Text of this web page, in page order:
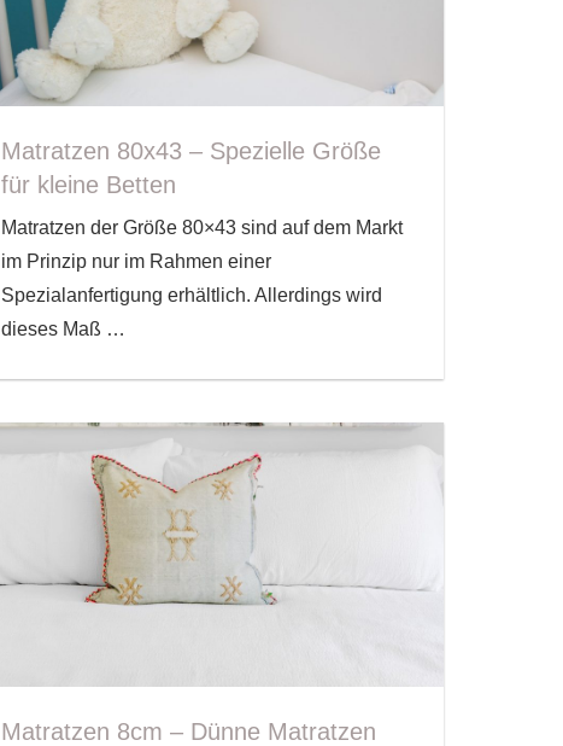
Matratzen 80x43 – Spezielle Größe
für kleine Betten
Matratzen der Größe 80×43 sind auf dem Markt
im Prinzip nur im Rahmen einer
Spezialanfertigung erhältlich. Allerdings wird
dieses Maß …
Matratzen 8cm – Dünne Matratzen